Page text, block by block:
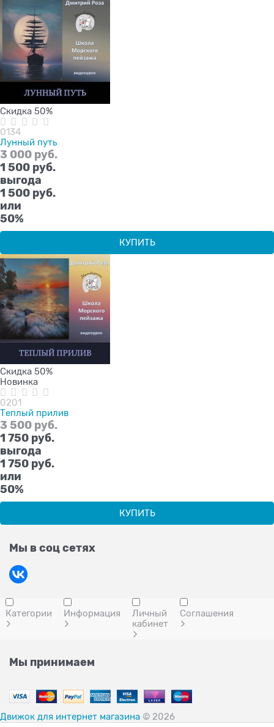
Скидка 50%
0134
Лунный путь
3 000 руб.
1 500 руб.
выгода
1 500 руб.
или
50%
КУПИТЬ
Скидка 50%
Новинка
0201
Теплый прилив
3 500 руб.
1 750 руб.
выгода
1 750 руб.
или
50%
КУПИТЬ
Мы в соц сетях
Категории Информация
Личный
кабинет
Соглашения
Мы принимаем
Движок для интернет магазина © 2026